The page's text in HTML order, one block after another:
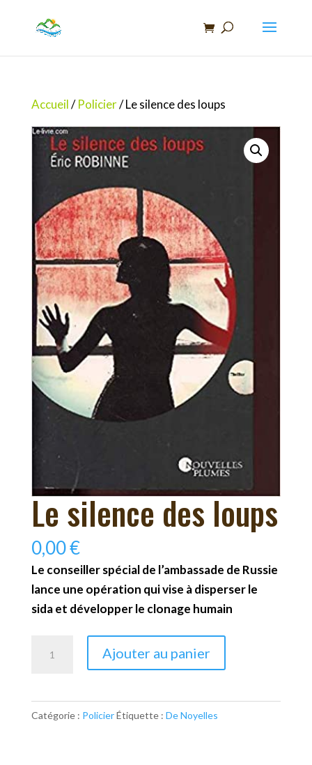
Accueil/Policier/ Le silence des loups
Le silence des loups
0,00€
Le conseiller spécial de l’ambassade de Russie
lance une opération qui vise à disperser le
sida et développer le clonage humain
silence
des
Ajouter au panier
Catégorie : PolicierÉtiquette : De Noyelles